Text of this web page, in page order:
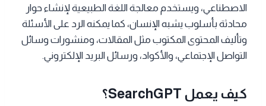
الاصطناعي، ويستخدم معالجة اللغة الطبيعية لإنشاء حوار
محادثة بأسلوب يشبه الإنسان، كما يمكنه الرد على الأسئلة
وتأليف المحتوى المكتوب مثل المقالات، ومنشورات وسائل
التواصل الإجتماعي، والأكواد، ورسائل البريد الإلكتروني.
كيف يعمل SearchGPT؟